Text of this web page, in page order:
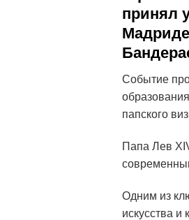
принял
Событие
папского
Папа Лев
Одним из
искусства и